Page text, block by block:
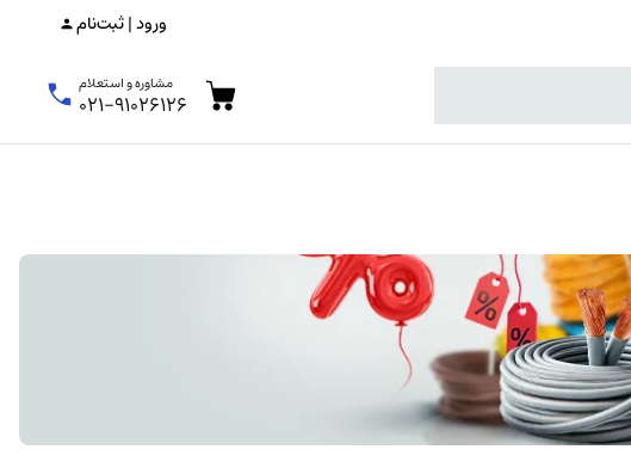
ورود | ثبت‌نام
مشاوره و استعلام
۰۲۱-۹۱۰۲۶۱۲۶